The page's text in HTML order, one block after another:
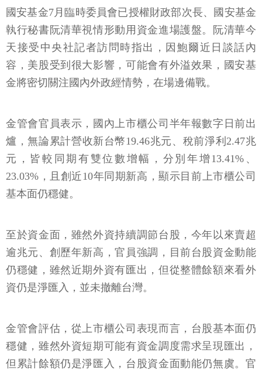
國安基金7月臨時委員會已授權財政部次長、國安基金
執行秘書阮清華視情形動用資金進場護盤。阮清華今
天接受中央社記者訪問時指出，因鮑爾近日談話內
容，美股受到很大影響，可能會有外溢效果，國安基
金將密切關注國內外政經情勢，在場邊備戰。
金管會官員表示，國內上市櫃公司半年報數字日前出
爐，無論累計營收新台幣19.46兆元、稅前淨利2.47兆
元，皆較同期有雙位數增幅，分別年增13.41%、
23.03%，且創近10年同期新高，顯示目前上市櫃公司
基本面仍穩健。
至於資金面，雖然外資持續調節台股，今年以來賣超
逾兆元、創歷年新高，官員強調，目前台股資金動能
仍穩健，雖然近期外資有匯出，但從整體餘額來看外
資仍是淨匯入，並未撤離台灣。
金管會評估，從上市櫃公司表現而言，台股基本面仍
穩健，雖然外資短期可能有資金調度需求呈現匯出，
但累計餘額仍是淨匯入，台股資金面動能仍無虞。官